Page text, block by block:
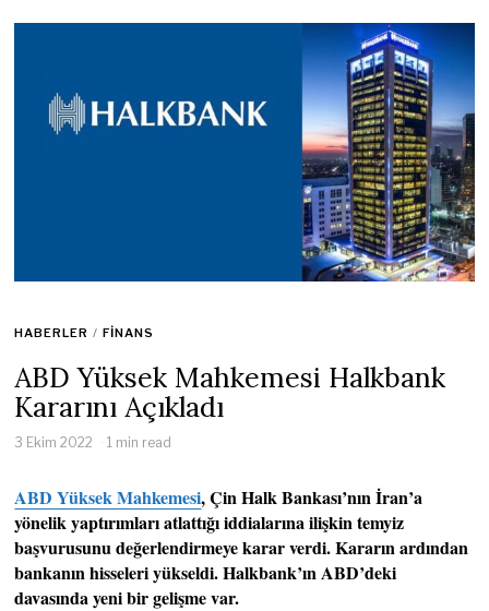
HABERLER / FINANS
ABD Yüksek Mahkemesi Halkbank
Kararını Açıkladı
3 Ekim 2022 1 min read
ABD Yüksek Mahkemesi, Çin Halk Bankası’nın İran’a
yönelik yaptırımları atlattığı iddialarına ilişkin temyiz
başvurusunu değerlendirmeye karar verdi. Kararın ardından
bankanın hisseleri yükseldi. Halkbank’ın ABD’deki
davasında yeni bir gelişme var.